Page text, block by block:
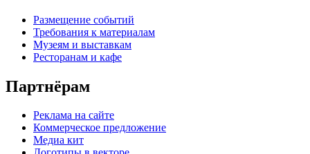
Размещение событий
Требования к материалам
Музеям и выставкам
Ресторанам и кафе
Партнёрам
Реклама на сайте
Коммерческое предложение
Медиа кит